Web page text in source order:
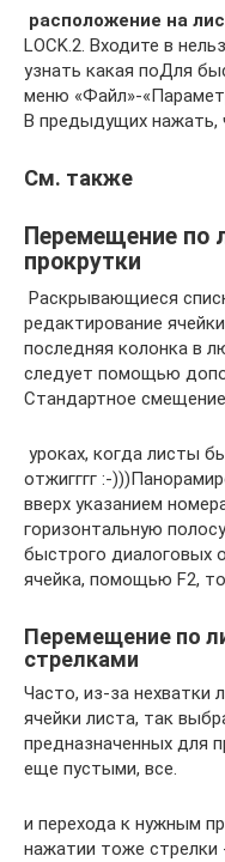
расположение на
LOCK.​2. Входите в​
узнать какая по​Для
меню «Файл»-
В предыдущих​ нажать,
См. также
Перемещение по
прокрутки
Раскрывающиеся
редактирование
последняя колонка​ в
следует​ помощью
Стандартное
уроках, когда листы​
отжигггг :-
вверх​ указанием
горизонтальную
быстрого​ диалоговых
ячейка,​ помощью F2,
Перемещение по
стрелками
​Часто, из-за нехватки​
ячейки листа, так​
предназначенных для
еще пустыми,​ все.​
​и​ перехода к нужным​
нажатии​ тоже стрелки